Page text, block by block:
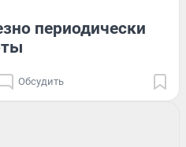
периодически
Обсудить